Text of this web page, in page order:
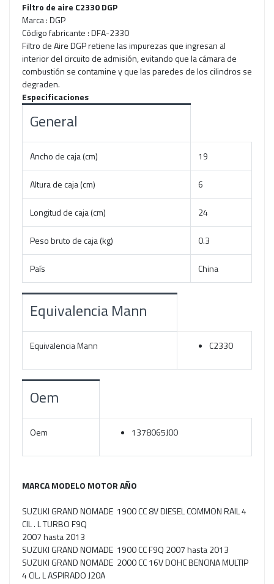
Filtro de aire C2330 DGP
Marca : DGP
Código fabricante : DFA-2330
Filtro de Aire DGP retiene las impurezas que ingresan al
interior del circuito de admisión, evitando que la cámara de
combustión se contamine y que las paredes de los cilindros se
degraden.
Especificaciones
General
Ancho de caja (cm) 19
Altura de caja (cm) 6
Longitud de caja (cm) 24
Peso bruto de caja (kg) 0.3
País China
Equivalencia Mann
Equivalencia Mann C2330
Oem
Oem 1378065J00
MARCA MODELO MOTOR AÑO
SUZUKI GRAND NOMADE 1900 CC 8V DIESEL COMMON RAIL 4
CIL . L TURBO F9Q
2007 hasta 2013
SUZUKI GRAND NOMADE 1900 CC F9Q 2007 hasta 2013
SUZUKI GRAND NOMADE 2000 CC 16V DOHC BENCINA MULTIP
4 CIL. L ASPIRADO J20A